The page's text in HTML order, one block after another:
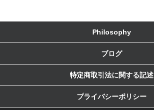
Philosophy
ブログ
特定商取引法に関する記述
プライバシーポリシー